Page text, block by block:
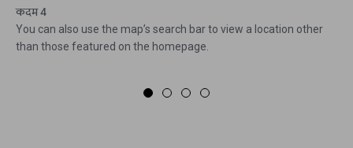
कदम 4
You can also use the map’s search bar to view a location other
than those featured on the homepage.